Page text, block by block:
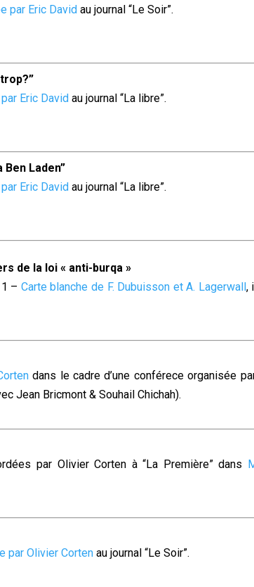
par Eric David au journal “Le Soir”.
”
Eric David au journal “La libre”.
Laden”
Eric David au journal “La libre”.
de la loi « anti-burqa »
– Carte blanche de F. Dubuisson et A. Lagerwall,
dans le cadre d’une conférece organisée
Jean Bricmont & Souhail Chichah).
par Olivier Corten à “La Première” dans
par Olivier Corten au journal “Le Soir”.